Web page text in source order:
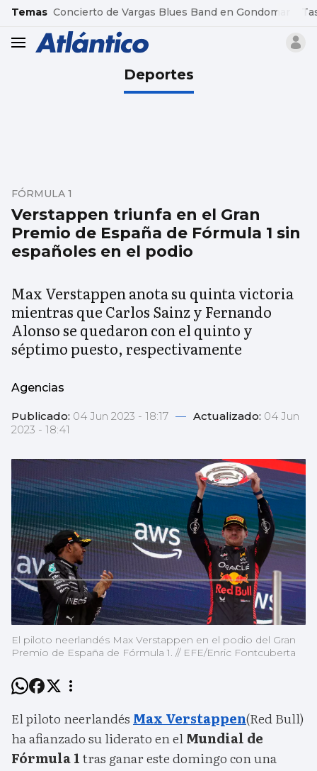
common.go-to-content
Temas Concierto de Vargas Blues Band en Gondomar
header.menu.open
Deportes
Verstappen triunfa en el Gran
Premio de España de Fórmula 1 sin
españoles en el podio
FÓRMULA 1
Max Verstappen anota su quinta victoria
mientras que Carlos Sainz y Fernando
Alonso se quedaron con el quinto y
séptimo puesto, respectivamente
Agencias
Publicado: 04 Jun 2023 - 18:17 — Actualizado: 04 Jun
2023 - 18:41
El piloto neerlandés Max Verstappen en el podio del Gran
Premio de España de Fórmula 1. // EFE/Enric Fontcuberta
El piloto neerlandés Max Verstappen(Red Bull)
ha afianzado su liderato en elMundial de
Fórmula 1tras ganar este domingo con una